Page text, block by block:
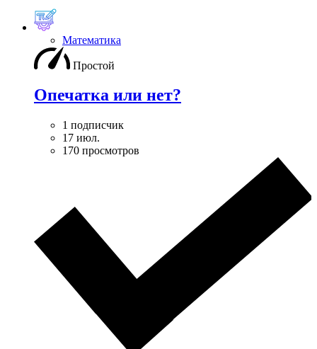
Математика
Простой
Опечатка или нет?
1 подписчик
17 июл.
170 просмотров